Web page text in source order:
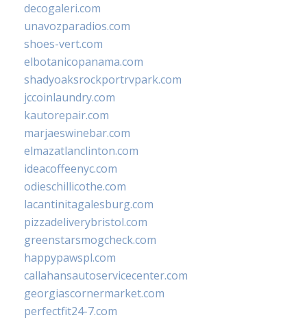
decogaleri.com
unavozparadios.com
shoes-vert.com
elbotanicopanama.com
shadyoaksrockportrvpark.com
jccoinlaundry.com
kautorepair.com
marjaeswinebar.com
elmazatlanclinton.com
ideacoffeenyc.com
odieschillicothe.com
lacantinitagalesburg.com
pizzadeliverybristol.com
greenstarsmogcheck.com
happypawspl.com
callahansautoservicecenter.com
georgiascornermarket.com
perfectfit24-7.com